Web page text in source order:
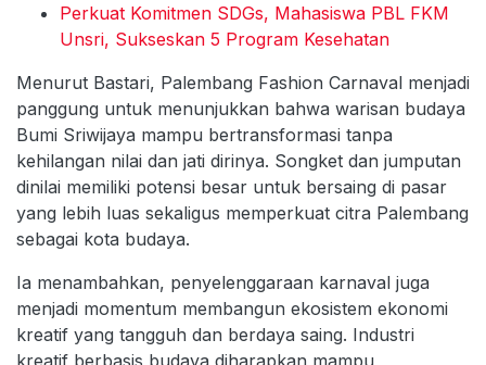
Perkuat Komitmen SDGs, Mahasiswa PBL FKM
Unsri, Sukseskan 5 Program Kesehatan
Menurut Bastari, Palembang Fashion Carnaval menjadi
panggung untuk menunjukkan bahwa warisan budaya
Bumi Sriwijaya mampu bertransformasi tanpa
kehilangan nilai dan jati dirinya. Songket dan jumputan
dinilai memiliki potensi besar untuk bersaing di pasar
yang lebih luas sekaligus memperkuat citra Palembang
sebagai kota budaya.
Ia menambahkan, penyelenggaraan karnaval juga
menjadi momentum membangun ekosistem ekonomi
kreatif yang tangguh dan berdaya saing. Industri
kreatif berbasis budaya diharapkan mampu